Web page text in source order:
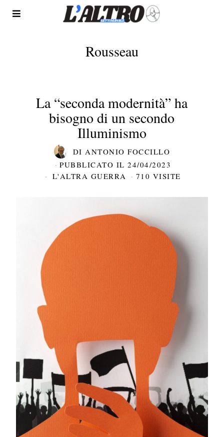
Rousseau
La “seconda modernità” ha
bisogno di un secondo
Illuminismo
DI ANTONIO FOCCILLO
PUBBLICATO IL 24/04/2023
L'ALTRA GUERRA
710 VISITE